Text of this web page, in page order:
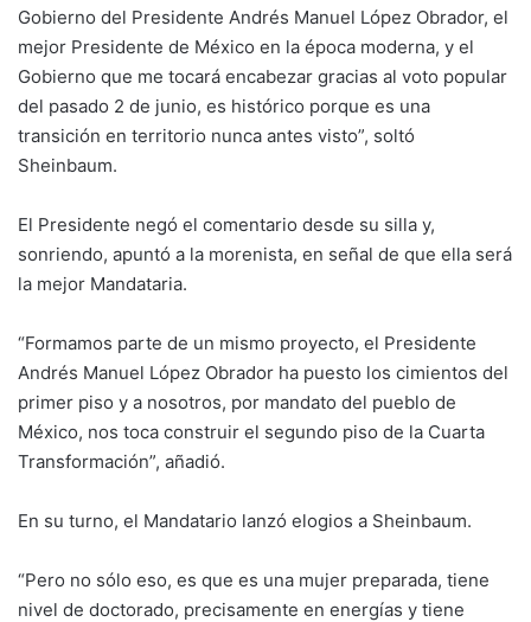
Gobierno del Presidente Andrés Manuel López Obrador, el
mejor Presidente de México en la época moderna, y el
Gobierno que me tocará encabezar gracias al voto popular
del pasado 2 de junio, es histórico porque es una
transición en territorio nunca antes visto”, soltó
Sheinbaum.
El Presidente negó el comentario desde su silla y,
sonriendo, apuntó a la morenista, en señal de que ella será
la mejor Mandataria.
“Formamos parte de un mismo proyecto, el Presidente
Andrés Manuel López Obrador ha puesto los cimientos del
primer piso y a nosotros, por mandato del pueblo de
México, nos toca construir el segundo piso de la Cuarta
Transformación”, añadió.
En su turno, el Mandatario lanzó elogios a Sheinbaum.
“Pero no sólo eso, es que es una mujer preparada, tiene
nivel de doctorado, precisamente en energías y tiene